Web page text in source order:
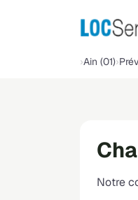
Ain (01)
Notre